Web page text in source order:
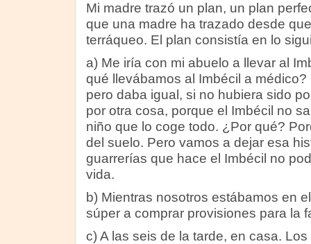
Mi madre trazó un plan, un plan
que una madre ha trazado desde
terráqueo. El plan consistía en lo
a) Me iría con mi abuelo a llevar al
qué llevábamos al Imbécil a
pero daba igual, si no hubiera sido
por otra cosa, porque el Imbécil no
niño que lo coge todo. ¿Por qué?
del suelo. Pero vamos a dejar esa
guarrerías que hace el Imbécil no
vida.
b) Mientras nosotros estábamos en
súper a comprar provisiones para la
c) A las seis de la tarde, en casa.